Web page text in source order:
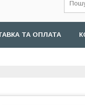
ТА ОПЛАТА